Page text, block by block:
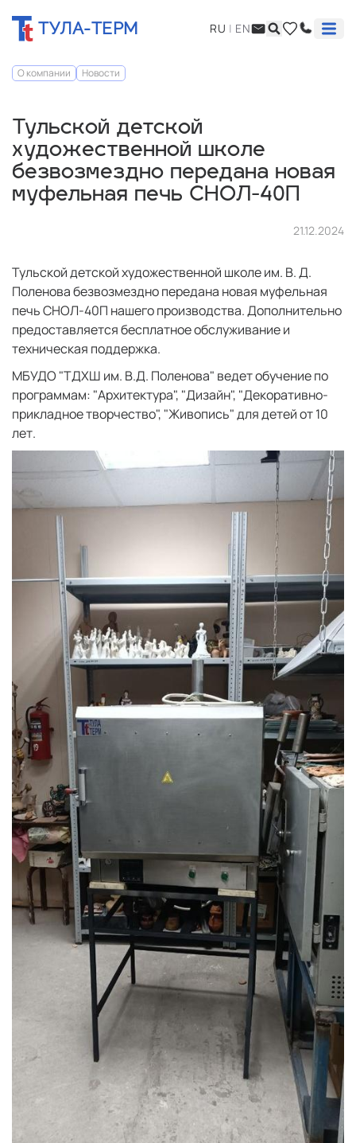
ТУЛА-ТЕРМ RU | EN
О компании Новости
Тульской детской
художественной школе
безвозмездно передана новая
муфельная печь СНОЛ-40П
21.12.2024
Тульской детской художественной школе им. В. Д.
Поленова безвозмездно передана новая муфельная
печь СНОЛ-40П нашего производства. Дополнительно
предоставляется бесплатное обслуживание и
техническая поддержка.
МБУДО "ТДХШ им. В.Д. Поленова" ведет обучение по
программам: "Архитектура", "Дизайн", "Декоративно-
прикладное творчество", "Живопись" для детей от 10
лет.